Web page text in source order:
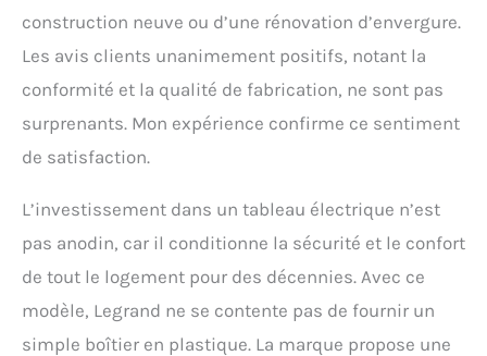
construction neuve ou d’une rénovation d’envergure.
Les avis clients unanimement positifs, notant la
conformité et la qualité de fabrication, ne sont pas
surprenants. Mon expérience confirme ce sentiment
de satisfaction.
L’investissement dans un tableau électrique n’est
pas anodin, car il conditionne la sécurité et le confort
de tout le logement pour des décennies. Avec ce
modèle, Legrand ne se contente pas de fournir un
simple boîtier en plastique. La marque propose une